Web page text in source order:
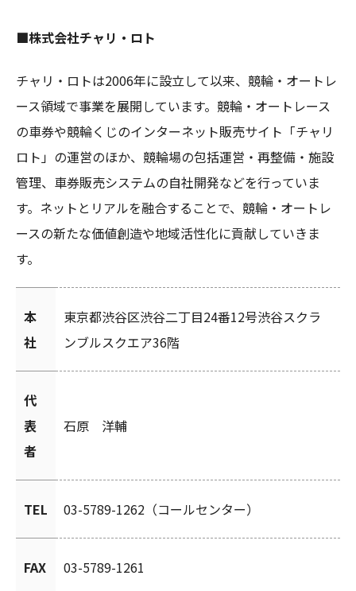
■株式会社チャリ・ロト
チャリ・ロトは2006年に設立して以来、競輪・オートレ
ース領域で事業を展開しています。競輪・オートレース
の車券や競輪くじのインターネット販売サイト「チャリ
ロト」の運営のほか、競輪場の包括運営・再整備・施設
管理、車券販売システムの自社開発などを行っていま
す。ネットとリアルを融合することで、競輪・オートレ
ースの新たな価値創造や地域活性化に貢献していきま
す。
本
社
東京都渋谷区渋谷二丁目24番12号渋谷スクラ
ンブルスクエア36階
代
表
者
石原 洋輔
TEL 03-5789-1262（コールセンター）
FAX 03-5789-1261